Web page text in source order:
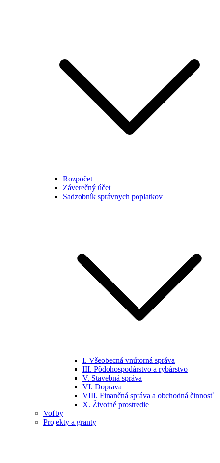
Rozpočet
Záverečný účet
Sadzobník správnych poplatkov
I. Všeobecná vnútorná správa
III. Pôdohospodárstvo a rybárstvo
V. Stavebná správa
VI. Doprava
VIII. Finančná správa a obchodná činnosť
X. Životné prostredie
Voľby
Projekty a granty